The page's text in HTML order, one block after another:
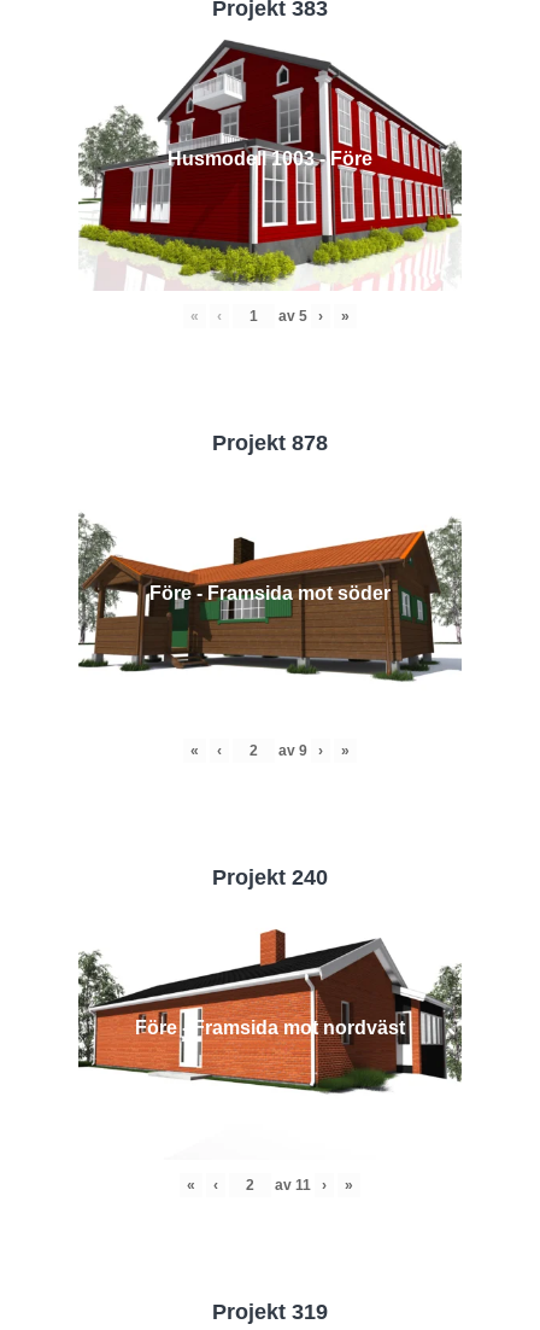
Projekt 383
Husmodell 1003 - Före
« ‹ av 5 › »
Projekt 878
Före - Framsida mot söder
« ‹ av 9 › »
Projekt 240
Före - Framsida mot nordväst
« ‹ av 11 › »
Projekt 319